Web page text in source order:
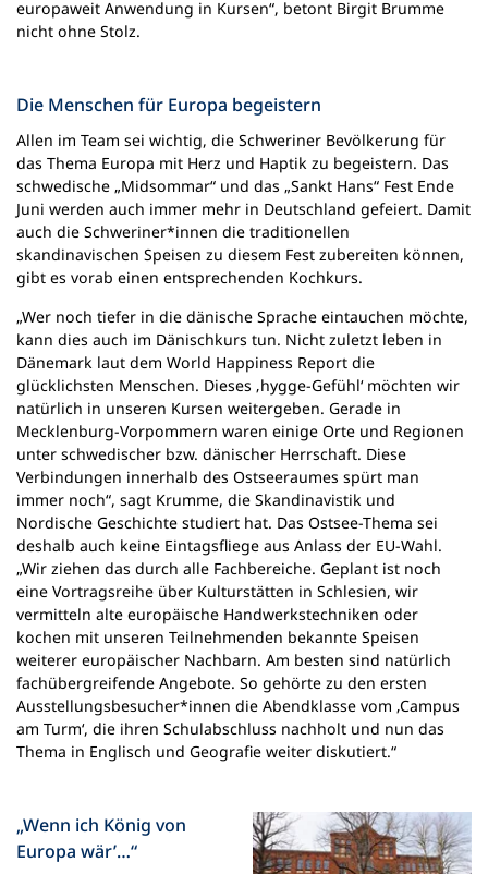
europaweit Anwendung in Kursen“, betont Birgit Brumme
nicht ohne Stolz.
Die Menschen für Europa begeistern
Allen im Team sei wichtig, die Schweriner Bevölkerung für
das Thema Europa mit Herz und Haptik zu begeistern. Das
schwedische „Midsommar“ und das „Sankt Hans“ Fest Ende
Juni werden auch immer mehr in Deutschland gefeiert. Damit
auch die Schweriner*innen die traditionellen
skandinavischen Speisen zu diesem Fest zubereiten können,
gibt es vorab einen entsprechenden Kochkurs.
„Wer noch tiefer in die dänische Sprache eintauchen möchte,
kann dies auch im Dänischkurs tun. Nicht zuletzt leben in
Dänemark laut dem World Happiness Report die
glücklichsten Menschen. Dieses ‚hygge-Gefühl‘ möchten wir
natürlich in unseren Kursen weitergeben. Gerade in
Mecklenburg-Vorpommern waren einige Orte und Regionen
unter schwedischer bzw. dänischer Herrschaft. Diese
Verbindungen innerhalb des Ostseeraumes spürt man
immer noch“, sagt Krumme, die Skandinavistik und
Nordische Geschichte studiert hat. Das Ostsee-Thema sei
deshalb auch keine Eintagsfliege aus Anlass der EU-Wahl.
„Wir ziehen das durch alle Fachbereiche. Geplant ist noch
eine Vortragsreihe über Kulturstätten in Schlesien, wir
vermitteln alte europäische Handwerkstechniken oder
kochen mit unseren Teilnehmenden bekannte Speisen
weiterer europäischer Nachbarn. Am besten sind natürlich
fachübergreifende Angebote. So gehörte zu den ersten
Ausstellungsbesucher*innen die Abendklasse vom ‚Campus
am Turm‘, die ihren Schulabschluss nachholt und nun das
Thema in Englisch und Geografie weiter diskutiert.“
„Wenn ich König von
Europa wär’…“